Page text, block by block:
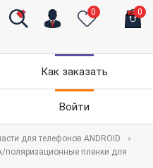
0 0
Как заказать
Войти
для телефонов ANDROID
поляризационные пленки для